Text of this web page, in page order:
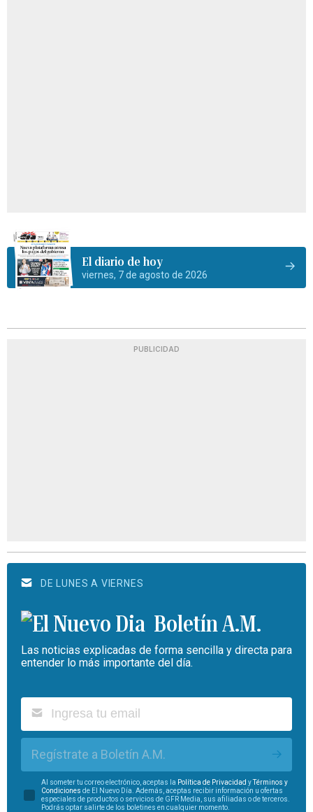
El diario de hoy
viernes, 7 de agosto de 2026
PUBLICIDAD
DE LUNES A VIERNES
Boletín A.M.
Las noticias explicadas de forma sencilla y directa para
entender lo más importante del día.
Regístrate a Boletín A.M.
Al someter tu correo electrónico, aceptas la Política de Privacidad yTérminos y
Condiciones de El Nuevo Día. Además, aceptas recibir información u ofertas
especiales de productos o servicios de GFR Media, sus afiliadas o de terceros.
Podrás optar salirte de los boletines en cualquier momento.